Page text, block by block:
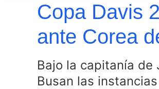
Copa Davis
ante Corea
Bajo la capitanía de
Busan las